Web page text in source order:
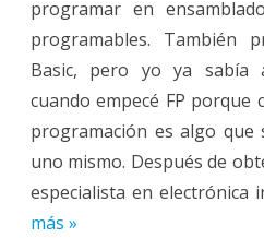
programar en
programables. También
Basic, pero yo ya sabía
cuando empecé FP porque
programación es algo
uno mismo. Después de
especialista en electrónica
más »